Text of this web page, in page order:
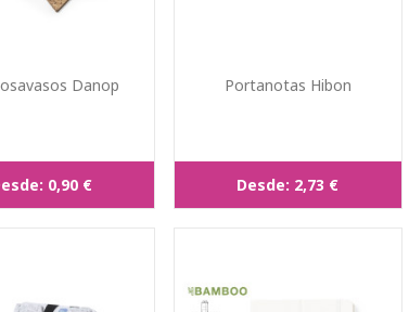
Danop
0,90 €
Portanotas Hibon
Desde: 2,73 €